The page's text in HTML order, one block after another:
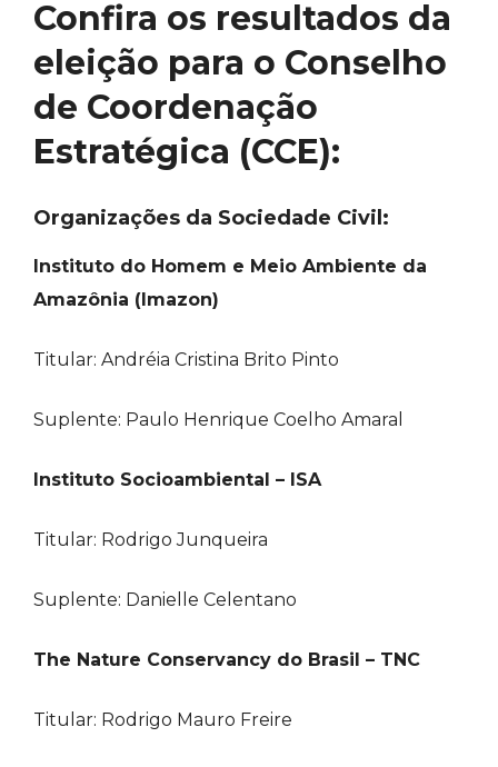
Confira os resultados da
eleição para o Conselho
de Coordenação
Estratégica (CCE):
Organizações da Sociedade Civil:
Instituto do Homem e Meio Ambiente da
Amazônia (Imazon)
Titular: Andréia Cristina Brito Pinto
Suplente: Paulo Henrique Coelho Amaral
Instituto Socioambiental – ISA
Titular: Rodrigo Junqueira
Suplente: Danielle Celentano
The Nature Conservancy do Brasil – TNC
Titular: Rodrigo Mauro Freire